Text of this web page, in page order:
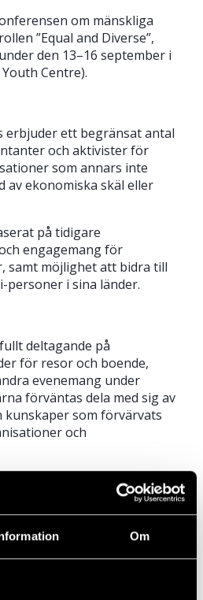
Om
om mänskliga
”Equal and Diverse”,
den 13–16 september i
Centre).
erbjuder ett begränsat antal
och aktivister för
som annars inte
av ekonomiska skäl eller
på tidigare
engagemang för
samt möjlighet att bidra till
i sina länder.
deltagande på
för resor och boende,
evenemang under
förväntas dela med sig av
som förvärvats
och
är 15 augusti 2022.
stipendiet